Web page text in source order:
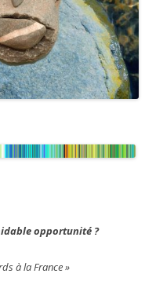
opportunité ?
à la France »